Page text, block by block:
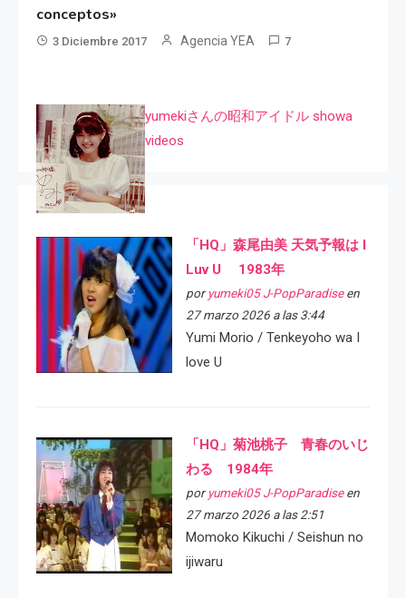
conceptos»
3 Diciembre 2017 Agencia YEA 7
yumekiさんの昭和アイドル showa
videos
「HQ」森尾由美 天気予報は I
Luv U 1983年
por yumeki05 J-PopParadiseen
27 marzo 2026 a las 3:44
Yumi Morio / Tenkeyoho wa I
love U
「HQ」菊池桃子 青春のいじ
わる 1984年
por yumeki05 J-PopParadiseen
27 marzo 2026 a las 2:51
Momoko Kikuchi / Seishun no
ijiwaru